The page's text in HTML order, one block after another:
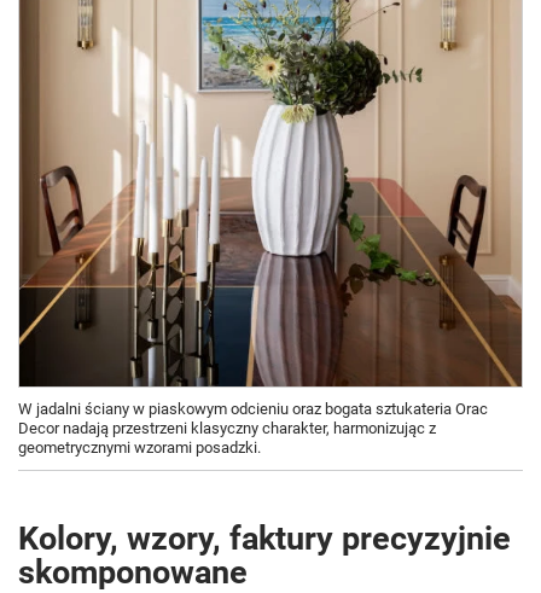
W jadalni ściany w piaskowym odcieniu oraz bogata sztukateria Orac
Decor nadają przestrzeni klasyczny charakter, harmonizując z
geometrycznymi wzorami posadzki.
Kolory, wzory, faktury precyzyjnie
skomponowane